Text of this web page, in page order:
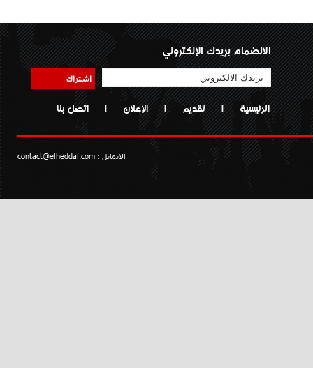
الانضمام بريدك الإلكتروني
اشتراك
الرئيسية | تقديم | الإعلان | اتصل بنا
الايمايل : contact@elheddaf.com